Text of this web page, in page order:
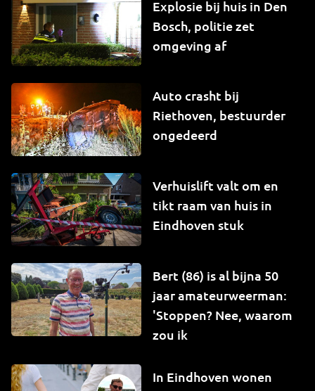
Explosie bij huis in Den
Bosch, politie zet
omgeving af
Auto crasht bij
Riethoven, bestuurder
ongedeerd
Verhuislift valt om en
tikt raam van huis in
Eindhoven stuk
Bert (86) is al bijna 50
jaar amateurweerman:
'Stoppen? Nee, waarom
zou ik
In Eindhoven wonen